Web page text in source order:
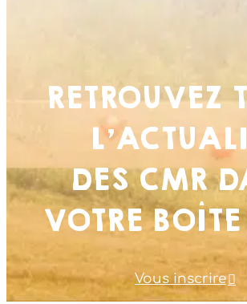
RETROUVEZ
DES CMR
VOTRE
Vous inscrire